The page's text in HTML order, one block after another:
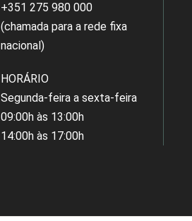
+351 275 980 000
(chamada para a rede fixa
nacional)
HORÁRIO
Segunda-feira a sexta-feira
09:00h às 13:00h
14:00h às 17:00h